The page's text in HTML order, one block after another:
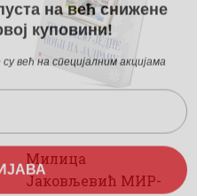
0
рсд.
Милица
Јаковљевић МИР-
куповини!
већ на специјалним акцијама